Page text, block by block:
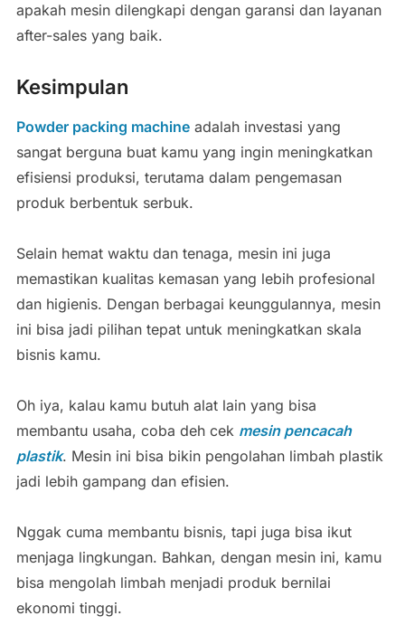
apakah mesin dilengkapi dengan garansi dan layanan
after-sales yang baik.
Kesimpulan
Powder packing machineadalah investasi yang
sangat berguna buat kamu yang ingin meningkatkan
efisiensi produksi, terutama dalam pengemasan
produk berbentuk serbuk.
Selain hemat waktu dan tenaga, mesin ini juga
memastikan kualitas kemasan yang lebih profesional
dan higienis. Dengan berbagai keunggulannya, mesin
ini bisa jadi pilihan tepat untuk meningkatkan skala
bisnis kamu.
Oh iya, kalau kamu butuh alat lain yang bisa
membantu usaha, coba deh cek mesin pencacah
plastik. Mesin ini bisa bikin pengolahan limbah plastik
jadi lebih gampang dan efisien.
Nggak cuma membantu bisnis, tapi juga bisa ikut
menjaga lingkungan. Bahkan, dengan mesin ini, kamu
bisa mengolah limbah menjadi produk bernilai
ekonomi tinggi.